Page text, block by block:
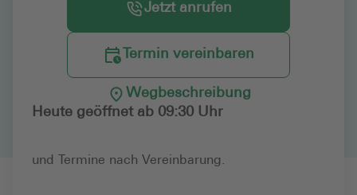
Jetzt anrufen
Termin vereinbaren
Wegbeschreibung
Heute geöffnet ab 09:30 Uhr
und Termine nach Vereinbarung.